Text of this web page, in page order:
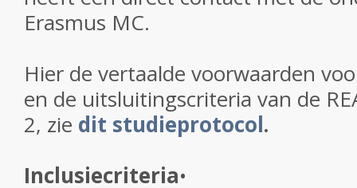
Erasmus MC.
Hier de vertaalde voorwaarden
en de uitsluitingscriteria van de
2, zie dit studieprotocol.
Inclusiecriteria•